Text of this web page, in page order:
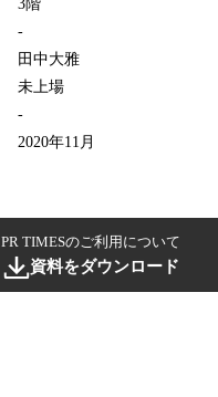
3階
-
田中大雅
未上場
-
2020年11月
PR TIMESのご利用について
資料をダウンロード